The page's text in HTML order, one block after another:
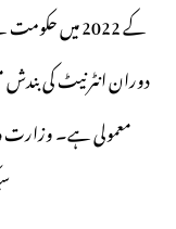
کے 2022 میں
دوران انٹرنیٹ کی بندش
معمولی ہے۔ وزارت